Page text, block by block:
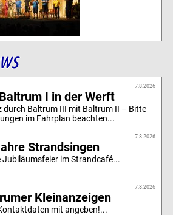
7.8.2026
I in der Werft
durch Baltrum III mit Baltrum II – Bitte
im Fahrplan beachten...
7.8.2026
Strandsingen
Jubiläumsfeier im Strandcafé...
7.8.2026
Kleinanzeigen
mit angeben!...